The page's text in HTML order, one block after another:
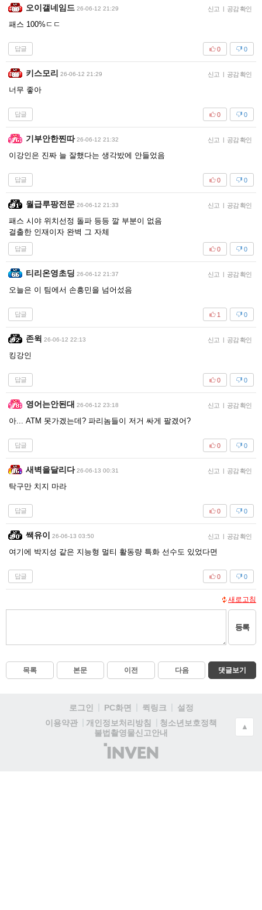
오이갤네임드 26-06-12 21:29 신고 | 공감 확인
패스 100%ㄷㄷ
답글 0
0
키스모리 26-06-12 21:29 신고 | 공감 확인
너무 좋아
답글 0
0
기부안한찐따 26-06-12 21:32 신고 | 공감 확인
이강인은 진짜 늘 잘했다는 생각밨에 안들었음
답글 0
0
월급루팡전문 26-06-12 21:33 신고 | 공감 확인
패스 시야 위치선정 돌파 등등 깔 부분이 없음
걸출한 인재이자 완벽 그 자체
답글 0
0
티리온영초딩 26-06-12 21:37 신고 | 공감 확인
오늘은 이 팀에서 손흥민을 넘어섰음
답글 0
1
존윅 26-06-12 22:13 신고 | 공감 확인
킹강인
답글 0
0
영어는안된대 26-06-12 23:18 신고 | 공감 확인
아... ATM 못가겠는데? 파리놈들이 저거 싸게 팔겠어?
답글 0
0
새벽을달리다 26-06-13 00:31 신고 | 공감 확인
탁구만 치지 마라
답글 0
0
쌕유이 26-06-13 03:50 신고 | 공감 확인
여기에 박지성 같은 지능형 멀티 활동량 특화 선수도 있었다면
답글 0
0
새로고침
등록
목록 본문 이전 다음 댓글보기
로그인 PC화면 퀵링크
설정
이용약관
개인정보처리방침
청소년보호정책
불법촬영물신고안내
(주)
인
▲